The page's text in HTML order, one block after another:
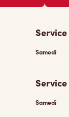
Samedi
Samedi